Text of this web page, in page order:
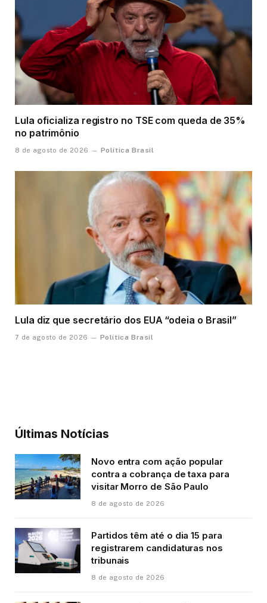
Lula oficializa registro no TSE com queda de 35%
no patrimônio
8 de agosto de 2026 Política Brasil
Lula diz que secretário dos EUA “odeia o Brasil”
7 de agosto de 2026 Política Brasil
Últimas Notícias
Novo entra com ação popular
contra a cobrança de taxa para
visitar Morro de São Paulo
8 de agosto de 2026
Partidos têm até o dia 15 para
registrarem candidaturas nos
tribunais
8 de agosto de 2026